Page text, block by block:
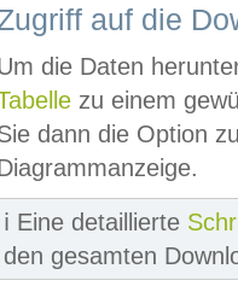
auf die
die Daten
zu einem
dann die Option
ℹ️ Eine detaillierte
den gesamten